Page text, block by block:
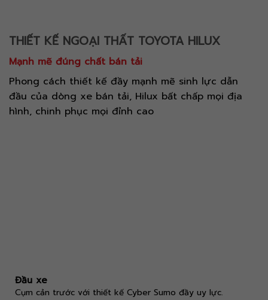
THIẾT KẾ NGOẠI THẤT TOYOTA HILUX
Mạnh mẽ đúng chất bán tải
Phong cách thiết kế đầy mạnh mẽ sinh lực dẫn
đầu của dòng xe bán tải, Hilux bất chấp mọi địa
hình, chinh phục mọi đỉnh cao
Đầu xe
Cụm cản trước với thiết kế Cyber Sumo đầy uy lực.